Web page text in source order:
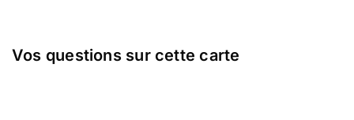
Vos questions sur cette carte